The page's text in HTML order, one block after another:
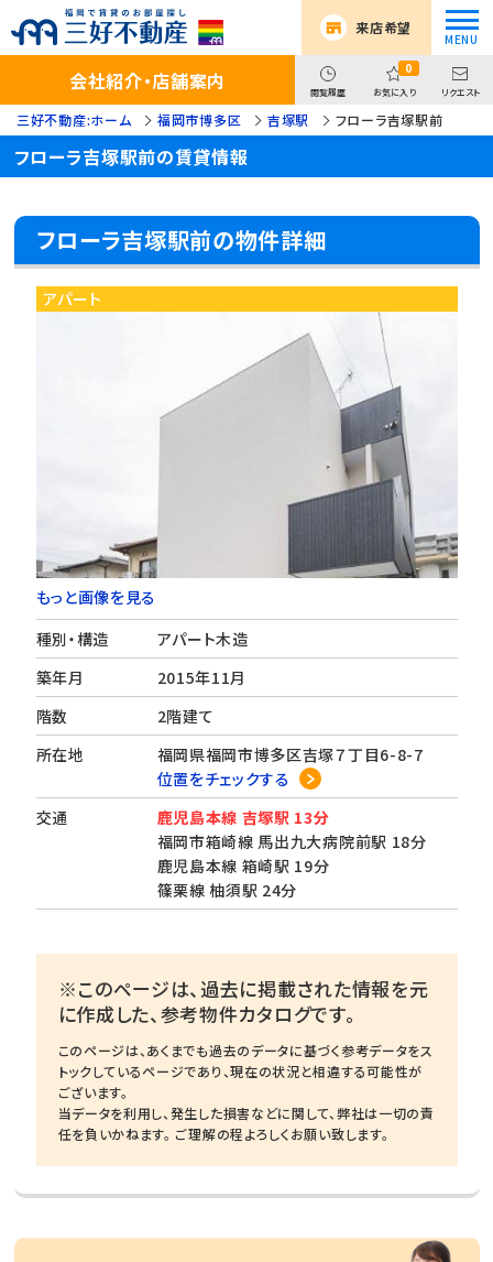
来店希望
会社紹介・店舗案内 閲覧履歴
0
お気に入り リクエスト
三好不動産:ホーム 福岡市博多区 吉塚駅 フローラ吉塚駅前
フローラ吉塚駅前の賃貸情報
フローラ吉塚駅前の物件詳細
アパート
もっと画像を見る
種別・構造
アパート木造
築年月
2015年11月
階数
2階建て
所在地
福岡県福岡市博多区吉塚７丁目6-8-7
位置をチェックする
交通
鹿児島本線 吉塚駅 13分
福岡市箱崎線 馬出九大病院前駅 18分
鹿児島本線 箱崎駅 19分
篠栗線 柚須駅 24分
※このページは、過去に掲載された情報を元
に作成した、参考物件カタログです。
このページは、あくまでも過去のデータに基づく参考データをス
トックしているページであり、現在の状況と相違する可能性が
ございます。
当データを利用し、発生した損害などに関して、弊社は一切の責
任を負いかねます。 ご理解の程よろしくお願い致します。